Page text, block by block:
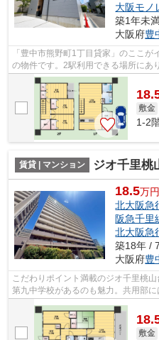
大阪モノ
築1年未
大阪府豊
「豊中市熊野町1丁目貸家」のここ
の物件です。2駅利用できる場所にあ
間取りが魅力的な、開放感のある一戸
敷金
1-2
賃貸 | マンション ジオ千里桃
18.5万円
北大阪急
阪急千里
北大阪急
築18年 /
大阪府豊
こだわりポイント満載のジオ千里桃
第九中学校があるのも魅力。共用部
敷金